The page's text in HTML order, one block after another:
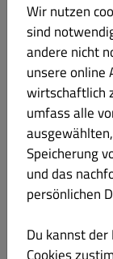
红
酸
Wir nutzen
sind
andere nicht
unsere online
wirtschaftlich
umfass alle
Speicherung
und das
persönlichen
Du kannst